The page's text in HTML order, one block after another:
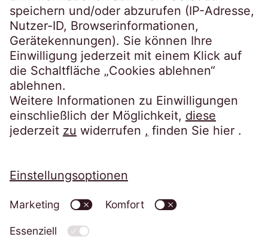
20099 Hamburg
Tel.:+49 40 2850-0
post@eos-ts.com